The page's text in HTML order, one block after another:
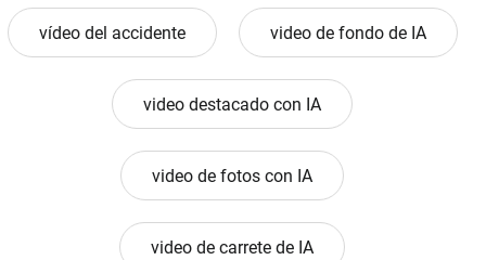
vídeo del accidente video de fondo de IA
video destacado con IA
video de fotos con IA
video de carrete de IA